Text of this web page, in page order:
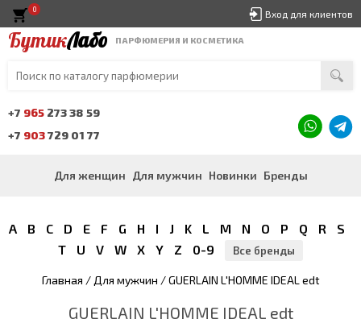
Вход для клиентов
БутикЛабо ПАРФЮМЕРИЯ И КОСМЕТИКА
+7 965 273 38 59
+7 903729 01 77
Для женщин Для мужчин Новинки Бренды
0
A B C D E F G H I J K L M N O P Q R
S
T
U V W X Y Z 0-9 Все бренды
Главная / Для мужчин / GUERLAIN L'HOMME IDEAL edt
GUERLAIN L'HOMME IDEAL edt